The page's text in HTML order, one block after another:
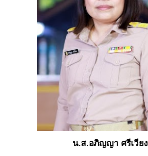
น.ส.อภิญญา ศรีเวียง